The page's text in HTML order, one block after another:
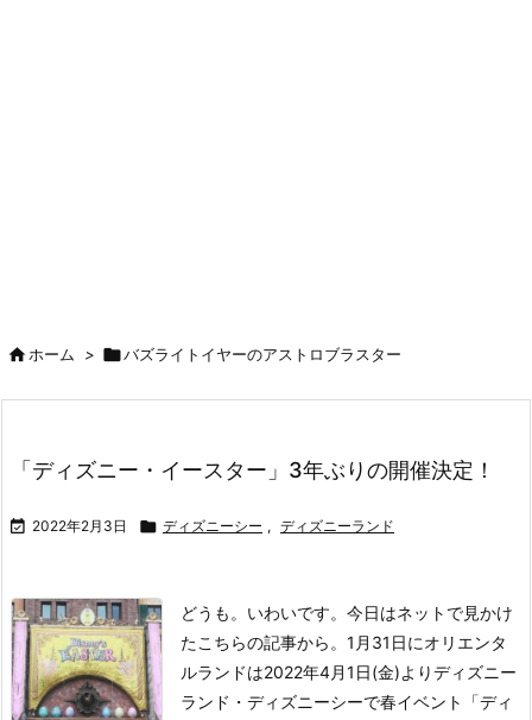
ホーム > バズライトイヤーのアストロブラスター
「ディズニー・イースター」3年ぶりの開催決定！
 2022年2月3日  ディズニーシー , ディズニーランド
どうも。いわいです。 今日はネットで見かけ
たこちらの記事から。 1月31日にオリエンタ
ルランドは2022年4月1日(金)よりディズニー
ランド・ディズニーシーで春イベント「ディ